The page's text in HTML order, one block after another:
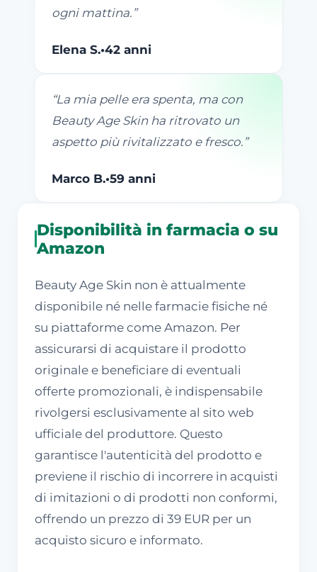
ogni mattina. ”
Elena S.•42 anni
“La mia pelle era spenta, ma con
Beauty Age Skin ha ritrovato un
aspetto più rivitalizzato e fresco. ”
Marco B.•59 anni
Disponibilità in farmacia o su
Amazon
Beauty Age Skin non è attualmente
disponibile né nelle farmacie fisiche né
su piattaforme come Amazon. Per
assicurarsi di acquistare il prodotto
originale e beneficiare di eventuali
offerte promozionali, è indispensabile
rivolgersi esclusivamente al sito web
ufficiale del produttore. Questo
garantisce l'autenticità del prodotto e
previene il rischio di incorrere in acquisti
di imitazioni o di prodotti non conformi,
offrendo un prezzo di 39 EUR per un
acquisto sicuro e informato.